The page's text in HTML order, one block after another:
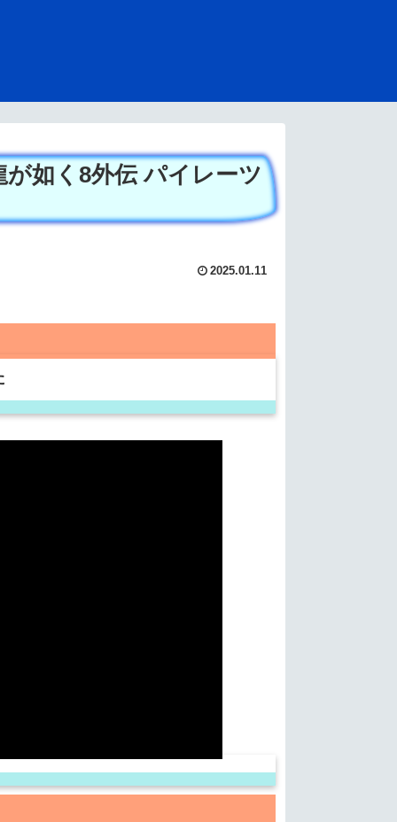
如く8外伝 パイレーツ
2025.01.11